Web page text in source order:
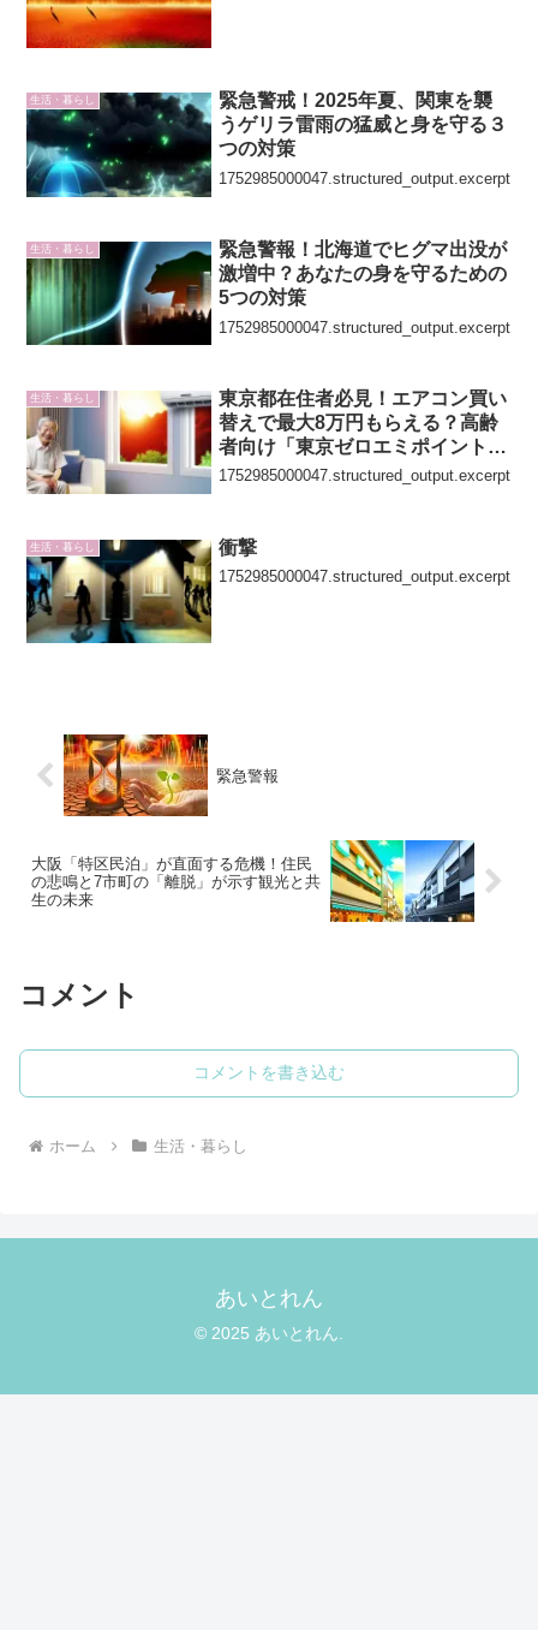
生活・暮らし
緊急警戒！2025年夏、関東を襲
うゲリラ雷雨の猛威と身を守る３
つの対策
1752985000047.structured_output.excerpt
生活・暮らし
緊急警報！北海道でヒグマ出没が
激増中？あなたの身を守るための
5つの対策
1752985000047.structured_output.excerpt
生活・暮らし
東京都在住者必見！エアコン買い
替えで最大8万円もらえる？高齢
者向け「東京ゼロエミポイント」
最新情報
1752985000047.structured_output.excerpt
生活・暮らし 衝撃
1752985000047.structured_output.excerpt
緊急警報
大阪「特区民泊」が直面する危機！住民
の悲鳴と7市町の「離脱」が示す観光と共
生の未来
コメント
コメントを書き込む
ホーム 生活・暮らし
あいとれん
© 2025 あいとれん.